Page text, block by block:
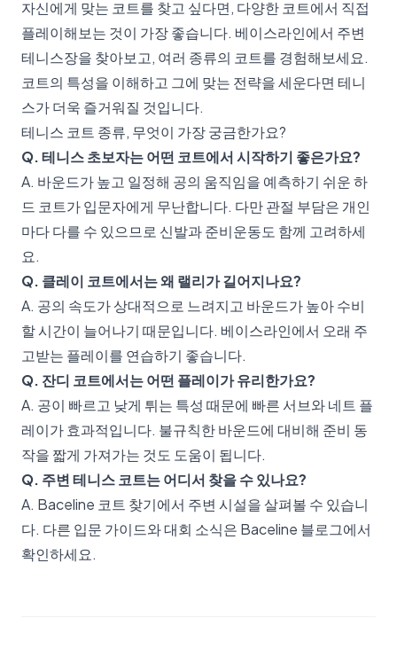
자신에게 맞는 코트를 찾고 싶다면, 다양한 코트에서 직접
플레이해보는 것이 가장 좋습니다. 베이스라인에서 주변
테니스장을 찾아보고, 여러 종류의 코트를 경험해보세요.
코트의 특성을 이해하고 그에 맞는 전략을 세운다면 테니
스가 더욱 즐거워질 것입니다.
테니스 코트 종류, 무엇이 가장 궁금한가요?
Q. 테니스 초보자는 어떤 코트에서 시작하기 좋은가요?
A. 바운드가 높고 일정해 공의 움직임을 예측하기 쉬운 하
드 코트가 입문자에게 무난합니다. 다만 관절 부담은 개인
마다 다를 수 있으므로 신발과 준비운동도 함께 고려하세
요.
Q. 클레이 코트에서는 왜 랠리가 길어지나요?
A. 공의 속도가 상대적으로 느려지고 바운드가 높아 수비
할 시간이 늘어나기 때문입니다. 베이스라인에서 오래 주
고받는 플레이를 연습하기 좋습니다.
Q. 잔디 코트에서는 어떤 플레이가 유리한가요?
A. 공이 빠르고 낮게 튀는 특성 때문에 빠른 서브와 네트 플
레이가 효과적입니다. 불규칙한 바운드에 대비해 준비 동
작을 짧게 가져가는 것도 도움이 됩니다.
Q. 주변 테니스 코트는 어디서 찾을 수 있나요?
A. Baceline 코트 찾기에서 주변 시설을 살펴볼 수 있습니
다. 다른 입문 가이드와 대회 소식은 Baceline 블로그에서
확인하세요.